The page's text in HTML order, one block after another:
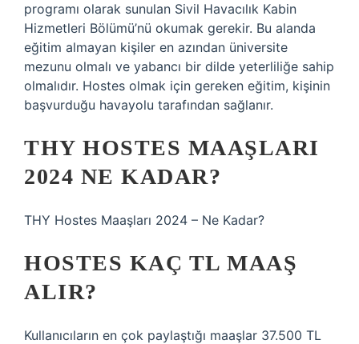
programı olarak sunulan Sivil Havacılık Kabin
Hizmetleri Bölümü’nü okumak gerekir. Bu alanda
eğitim almayan kişiler en azından üniversite
mezunu olmalı ve yabancı bir dilde yeterliliğe sahip
olmalıdır. Hostes olmak için gereken eğitim, kişinin
başvurduğu havayolu tarafından sağlanır.
THY HOSTES MAAŞLARI
2024 NE KADAR?
THY Hostes Maaşları 2024 – Ne Kadar?
HOSTES KAÇ TL MAAŞ
ALIR?
Kullanıcıların en çok paylaştığı maaşlar 37.500 TL